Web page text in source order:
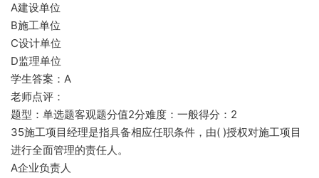
A建设单位
B施工单位
C设计单位
D监理单位
学生答案：A
老师点评：
题型：单选题客观题分值2分难度：一般得分：2
35施工项目经理是指具备相应任职条件，由( )授权对施工项目
进行全面管理的责任人。
A企业负责人